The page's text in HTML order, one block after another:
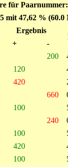
für
mit 47,62 %
Ergebnis
+
-
200
120
420
660
100
240
100
420
100